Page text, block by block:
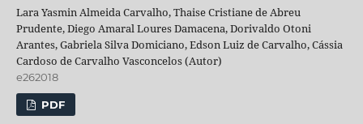
Lara Yasmin Almeida Carvalho, Thaise Cristiane de Abreu
Prudente, Diego Amaral Loures Damacena, Dorivaldo Otoni
Arantes, Gabriela Silva Domiciano, Edson Luiz de Carvalho, Cássia
Cardoso de Carvalho Vasconcelos (Autor)
e262018
PDF